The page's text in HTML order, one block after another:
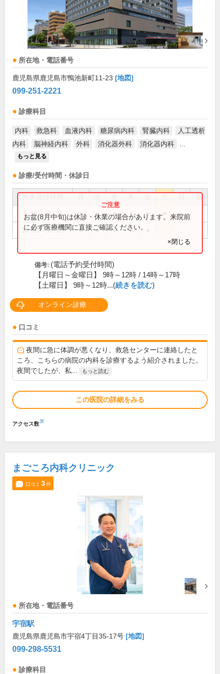
所在地・電話番号
鹿児島県鹿児島市鴨池新町11-23 [地図]
099-251-2221
診療科目
内科 救急科 血液内科 糖尿病内科 腎臓内科
人工透析
内科
脳神経内科 外科 消化器外科 消化器内科
もっと見る
診療/受付時間・休診日
祝
8:30～11:30 ● ● ● ● ●
14:00～17:10 ● ● ● ●
お盆(8月中旬)は休診・休業の場合があります。来院前
に必ず医療機関に直接ご確認ください。
×閉じる
備考: (電話予約受付時間)
【月曜日～金曜日】 9時～12時 / 14時～17時
【土曜日】 9時～12時...(続きを読む)
オンライン診療
口コミ
夜間に急に体調が悪くなり、救急センターに連絡したと
ころ、こちらの病院の内科を診療するよう紹介されました。
夜間でしたが、私...
もっと読む
この医院の詳細をみる
アクセス数※
まごころ内科クリニック
口コミ 3件
所在地・電話番号
宇宿駅
鹿児島県鹿児島市宇宿4丁目35-17号 [地図]
099-298-5531
診療科目